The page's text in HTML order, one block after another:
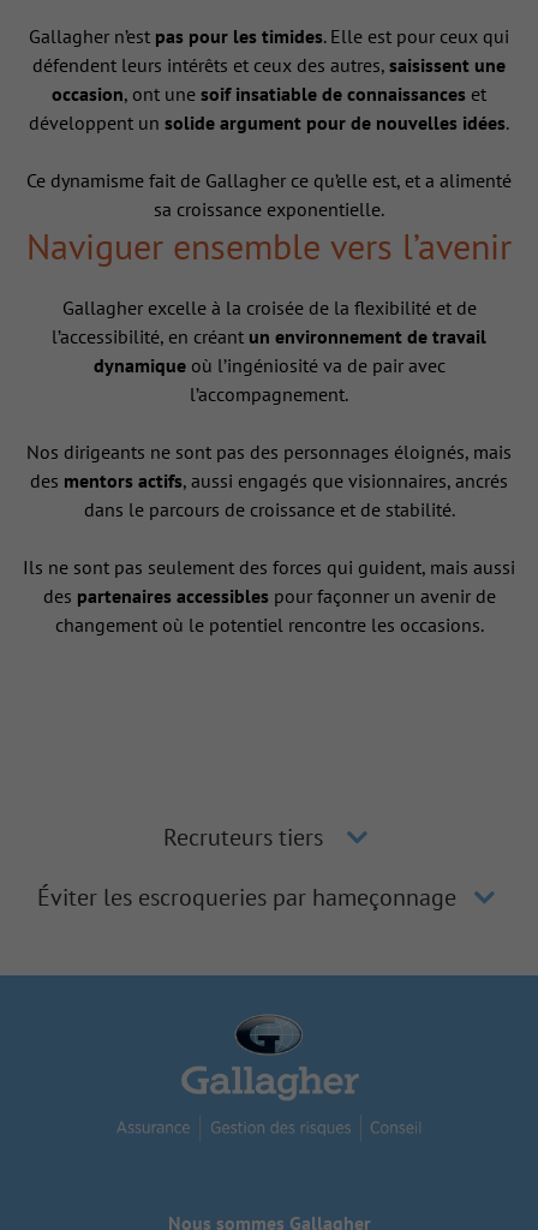
Gallagher n’est pas pour les timides. Elle est pour ceux qui
défendent leurs intérêts et ceux des autres, saisissent une
occasion, ont une soif insatiable de connaissances et
développent un solide argument pour de nouvelles idées.
Ce dynamisme fait de Gallagher ce qu’elle est, et a alimenté
sa croissance exponentielle.
Naviguer ensemble vers l’avenir
Gallagher excelle à la croisée de la flexibilité et de
l’accessibilité, en créant un environnement de travail
dynamique où l’ingéniosité va de pair avec
l’accompagnement.
Nos dirigeants ne sont pas des personnages éloignés, mais
des mentors actifs, aussi engagés que visionnaires, ancrés
dans le parcours de croissance et de stabilité.
Ils ne sont pas seulement des forces qui guident, mais aussi
des partenaires accessiblespour façonner un avenir de
changement où le potentiel rencontre les occasions.
Recruteurs tiers
Éviter les escroqueries par hameçonnage
Nous sommes Gallagher